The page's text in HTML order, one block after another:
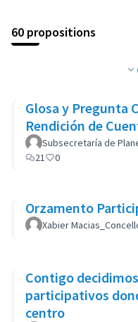
60 propositions
Glosa y Pregunta
Rendición de
Subsecretaría de
21
0
Orzamento
Xabier
Contigo
participativos
centro